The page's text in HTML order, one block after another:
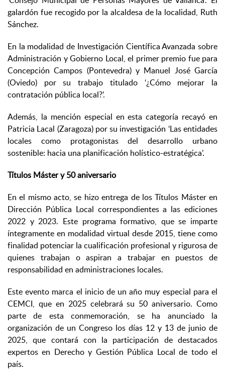
galardón fue recogido por la alcaldesa de la localidad, Ruth
Sánchez.
En la modalidad de Investigación Científica Avanzada sobre
Administración y Gobierno Local, el primer premio fue para
Concepción Campos (Pontevedra) y Manuel José García
(Oviedo) por su trabajo titulado ‘¿Cómo mejorar la
contratación pública local?’.
Además, la mención especial en esta categoría recayó en
Patricia Lacal (Zaragoza) por su investigación ‘Las entidades
locales como protagonistas del desarrollo urbano
sostenible: hacia una planificación holístico-estratégica’.
Títulos Máster y 50 aniversario
En el mismo acto, se hizo entrega de los Títulos Máster en
Dirección Pública Local correspondientes a las ediciones
2022 y 2023. Este programa formativo, que se imparte
íntegramente en modalidad virtual desde 2015, tiene como
finalidad potenciar la cualificación profesional y rigurosa de
quienes trabajan o aspiran a trabajar en puestos de
responsabilidad en administraciones locales.
Este evento marca el inicio de un año muy especial para el
CEMCI, que en 2025 celebrará su 50 aniversario. Como
parte de esta conmemoración, se ha anunciado la
organización de un Congreso los días 12 y 13 de junio de
2025, que contará con la participación de destacados
expertos en Derecho y Gestión Pública Local de todo el
país.